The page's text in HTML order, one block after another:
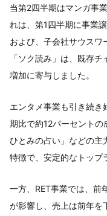
当第2四半期はマンガ事
れは、第1四半期に事業
および、子会社サウスワ
「ソク読み」は、既存
増加に寄与しました。
エンタメ事業も引き続き
期比で約12パーセント
ひとみの占い」などの主
特徴で、安定的なトップ
一方、RET事業では、前
が影響し、売上は前年を